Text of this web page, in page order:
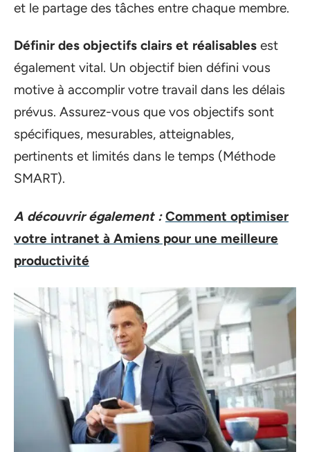
et le partage des tâches entre chaque membre.
Définir des objectifs clairs et réalisables est
également vital. Un objectif bien défini vous
motive à accomplir votre travail dans les délais
prévus. Assurez-vous que vos objectifs sont
spécifiques, mesurables, atteignables,
pertinents et limités dans le temps (Méthode
SMART).
A découvrir également : Comment optimiser
votre intranet à Amiens pour une meilleure
productivité